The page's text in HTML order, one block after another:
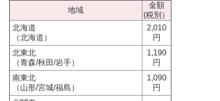
地域
金額
(税別）
北海道
（北海道）
2,010
円
北東北
（青森/秋田/岩手）
1,190
円
南東北
（山形/宮城/福島）
1,090
円